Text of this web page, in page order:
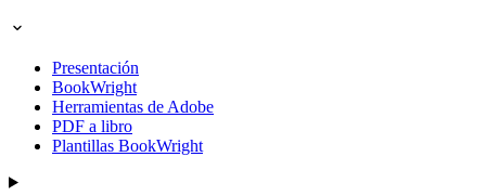
Presentación
BookWright
Herramientas de Adobe
PDF a libro
Plantillas BookWright